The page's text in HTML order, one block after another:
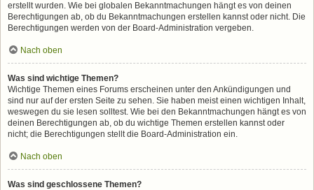
erstellt wurden. Wie bei globalen Bekanntmachungen hängt es von deinen
Berechtigungen ab, ob du Bekanntmachungen erstellen kannst oder nicht. Die
Berechtigungen werden von der Board-Administration vergeben.
Nach oben
Was sind wichtige Themen?
Wichtige Themen eines Forums erscheinen unter den Ankündigungen und
sind nur auf der ersten Seite zu sehen. Sie haben meist einen wichtigen Inhalt,
weswegen du sie lesen solltest. Wie bei den Bekanntmachungen hängt es von
deinen Berechtigungen ab, ob du wichtige Themen erstellen kannst oder
nicht; die Berechtigungen stellt die Board-Administration ein.
Nach oben
Was sind geschlossene Themen?